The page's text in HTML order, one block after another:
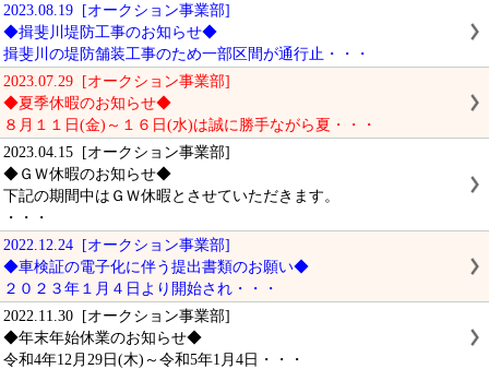
2023.08.19 [オークション事業部]
◆揖斐川堤防工事のお知らせ◆
揖斐川の堤防舗装工事のため一部区間が通行止・・・
2023.07.29 [オークション事業部]
◆夏季休暇のお知らせ◆
８月１１日(金)～１６日(水)は誠に勝手ながら夏・・・
2023.04.15 [オークション事業部]
◆ＧＷ休暇のお知らせ◆
下記の期間中はＧＷ休暇とさせていただきます。
・・・
2022.12.24 [オークション事業部]
◆車検証の電子化に伴う提出書類のお願い◆
２０２３年１月４日より開始され・・・
2022.11.30 [オークション事業部]
◆年末年始休業のお知らせ◆
令和4年12月29日(木)～令和5年1月4日・・・